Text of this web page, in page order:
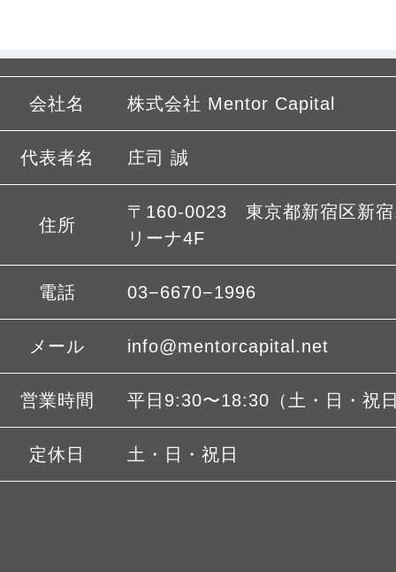
会社名 株式会社 Mentor Capital
代表者名 庄司 誠
住所
〒160-0023 東京都新宿区新
リーナ4F
電話 03−6670−1996
メール info@mentorcapital.net
営業時間 平日9:30〜18:30（土・日・祝
定休日 土・日・祝日